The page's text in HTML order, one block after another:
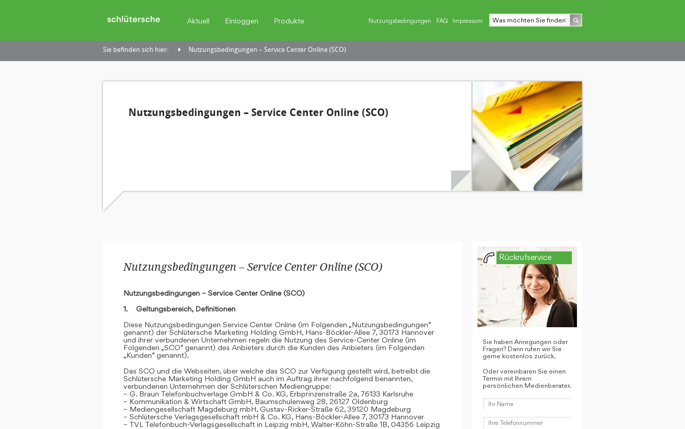
Aktuell Einloggen Produkte Nutzungsbedingungen FAQ Impressum
Sie befinden sich hier: Nutzungsbedingungen – Service Center Online (SCO)
Nutzungsbedingungen – Service Center Online (SCO)
Nutzungsbedingungen – Service Center Online (SCO)
Nutzungsbedingungen – Service Center Online (SCO)
1. Geltungsbereich, Definitionen
Diese Nutzungsbedingungen Service Center Online (im Folgenden „Nutzungsbedingungen“
genannt) der Schlütersche Marketing Holding GmbH, Hans-Böckler-Allee 7, 30173 Hannover
und ihrer verbundenen Unternehmen regeln die Nutzung des Service-Center Online (im
Folgenden „SCO“ genannt) des Anbieters durch die Kunden des Anbieters (im Folgenden
„Kunden“ genannt).
Das SCO und die Webseiten, über welche das SCO zur Verfügung gestellt wird, betreibt die
Schlütersche Marketing Holding GmbH auch im Auftrag ihrer nachfolgend benannten,
verbundenen Unternehmen der Schlüterschen Mediengruppe:
– G. Braun Telefonbuchverlage GmbH & Co. KG, Erbprinzenstraße 2a, 76133 Karlsruhe
– Kommunikation & Wirtschaft GmbH, Baumschulenweg 28, 26127 Oldenburg
– Mediengesellschaft Magdeburg mbH, Gustav-Ricker-Straße 62, 39120 Magdeburg
– Schlütersche Verlagsgesellschaft mbH & Co. KG, Hans-Böckler-Allee 7, 30173 Hannover
– TVL Telefonbuch-Verlagsgesellschaft in Leipzig mbH, Walter-Köhn-Straße 1B, 04356 Leipzig
Rückrufservice
Sie haben Anregungen oder
Fragen? Dann rufen wir Sie
gerne kostenlos zurück.
Oder vereinbaren Sie einen
Termin mit Ihrem
persönlichen Medienberater.